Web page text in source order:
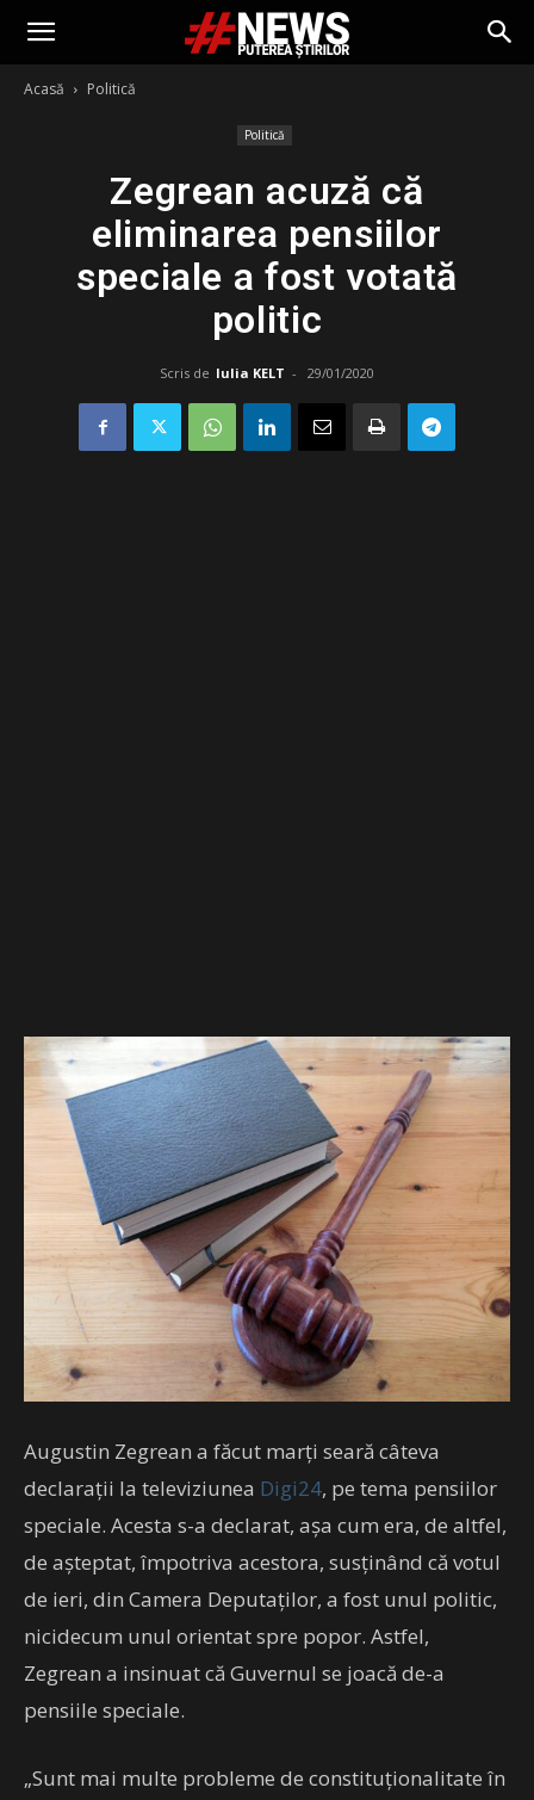
Acasă Politică
Politică
Zegrean acuză că
eliminarea pensiilor
speciale a fost votată
politic
Scris de Iulia KELT - 29/01/2020
Augustin Zegrean a făcut marți seară câteva
declarații la televiziunea Digi24, pe tema pensiilor
speciale. Acesta s-a declarat, așa cum era, de altfel,
de așteptat, împotriva acestora, susținând că votul
de ieri, din Camera Deputaților, a fost unul politic,
nicidecum unul orientat spre popor. Astfel,
Zegrean a insinuat că Guvernul se joacă de-a
pensiile speciale.
„Sunt mai multe probleme de constituţionalitate în